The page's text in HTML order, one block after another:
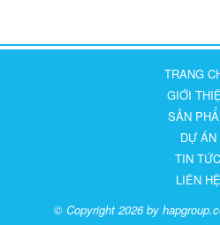
TRANG
GIỚI
SẢN
DỰ ÁN
TIN TỨC
LIÊN HỆ
© Copyright 2026 by